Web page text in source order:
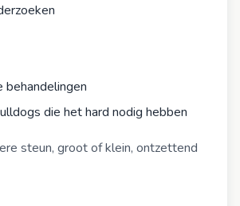
behandelingen
die het hard nodig hebben
steun, groot of klein, ontzettend